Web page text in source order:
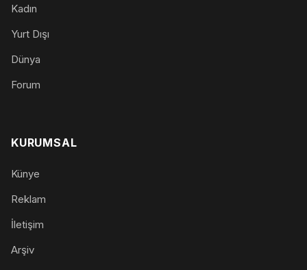
Kadın
Yurt Dışı
Dünya
Forum
KURUMSAL
Künye
Reklam
İletişim
Arşiv